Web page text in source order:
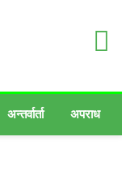
अन्तर्वार्ता अपराध